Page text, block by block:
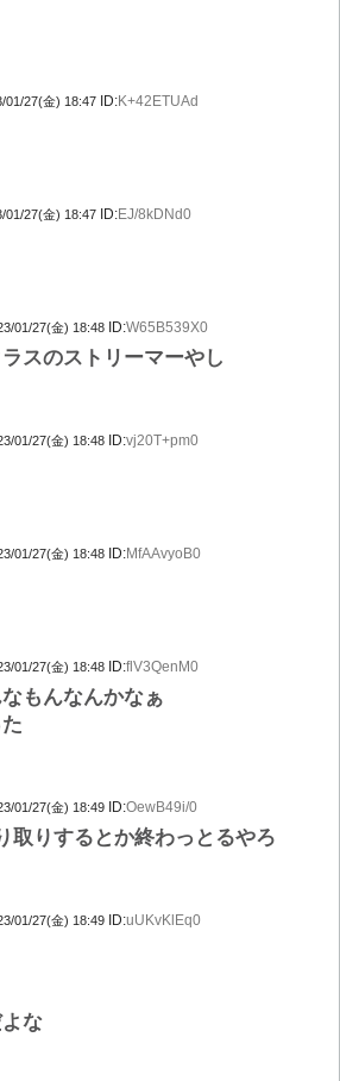
01/27(金) 18:47 ID:K+42ETUAd
01/27(金) 18:47 ID:EJ/8kDNd0
01/27(金) 18:48 ID:W65B539X0
スのストリーマーやし
01/27(金) 18:48 ID:vj20T+pm0
01/27(金) 18:48 ID:MfAAvyoB0
01/27(金) 18:48 ID:flV3QenM0
もんなんかなぁ
01/27(金) 18:49 ID:OewB49i/0
取りするとか終わっとるやろ
01/27(金) 18:49 ID:uUKvKlEq0
な